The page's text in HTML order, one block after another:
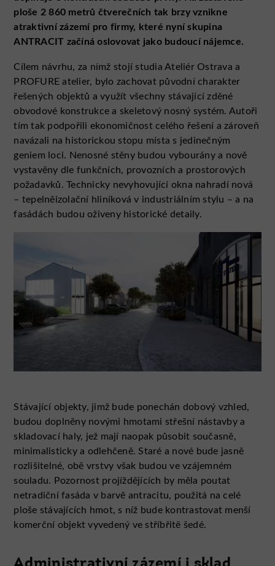
ploše 2 860 metrů čtverečních tak brzy vznikne
atraktivní zázemí pro firmy, které nyní skupina
ANTRACIT začíná oslovovat jako budoucí nájemce.
Cílem návrhu, za nímž stojí studia Ateliér Ostrava a
PROFURE atelier, bylo zachovat původní charakter
řešených objektů a využít všechny stávající zděné
obvodové konstrukce a skeletový nosný systém. Autoři
tím tak podpořili ekonomičnost celého řešení a zároveň
navázali na historickou stopu místa s jedinečným
geniem loci. Nenosné stěny budou vybourány a nově
vystavěny dle funkčních, provozních a prostorových
požadavků. Technicky nevyhovující okna nahradí nová
– tepelněizolační hliníková v industriálním stylu – a na
fasádách budou oživeny historické detaily.
Stávající objekty, jimž bude ponechán dobový vzhled,
budou doplněny novými hmotami střešní nástavby a
skladovací haly, jež mají naopak působit současně,
minimalisticky a odlehčeně. Staré a nové bude jasně
rozlišitelné, obě vrstvy však budou ve vzájemném
souladu. Pozornost projíždějících by měla poutat
netradiční fasáda v barvě antracitu, použitá na celé
ploše stávajících hmot, s níž bude kontrastovat menší
komerční objekt vyvedený ve stříbřitě šedé.